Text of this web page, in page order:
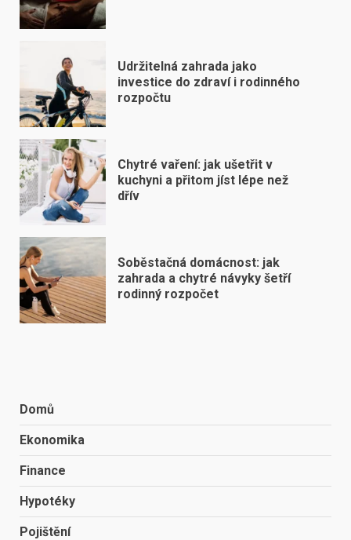
Udržitelná zahrada jako
investice do zdraví i rodinného
rozpočtu
Chytré vaření: jak ušetřit v
kuchyni a přitom jíst lépe než
dřív
Soběstačná domácnost: jak
zahrada a chytré návyky šetří
rodinný rozpočet
Domů
Ekonomika
Finance
Hypotéky
Pojištění